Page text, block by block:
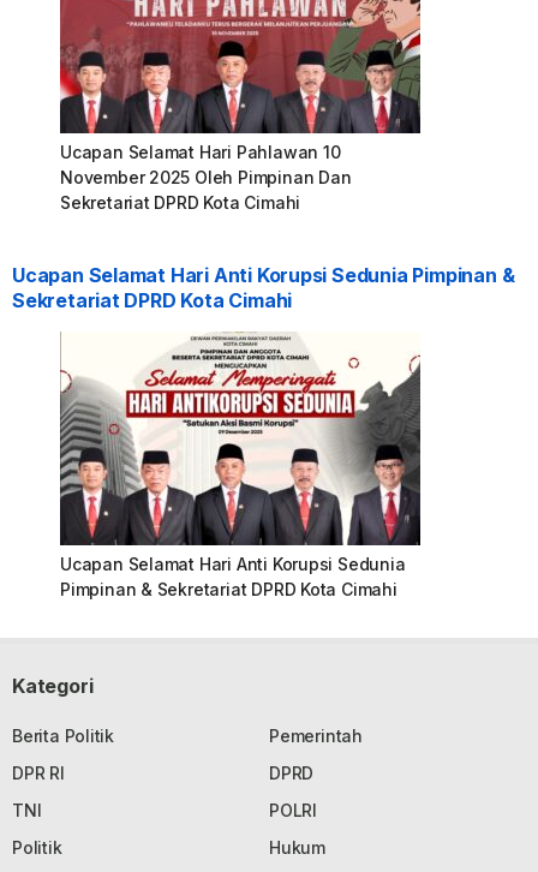
Ucapan Selamat Hari Pahlawan 10
November 2025 Oleh Pimpinan Dan
Sekretariat DPRD Kota Cimahi
Ucapan Selamat Hari Anti Korupsi Sedunia Pimpinan &
Sekretariat DPRD Kota Cimahi
Ucapan Selamat Hari Anti Korupsi Sedunia
Pimpinan & Sekretariat DPRD Kota Cimahi
Kategori
Berita Politik
Pemerintah
DPR RI
DPRD
TNI
POLRI
Politik
Hukum